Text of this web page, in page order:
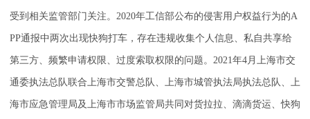
受到相关监管部门关注。2020年工信部公布的侵害用户权益行为的A
PP通报中两次出现快狗打车，存在违规收集个人信息、私自共享给
第三方、频繁申请权限、过度索取权限的问题。2021年4月上海市交
通委执法总队联合上海市交警总队、上海市城管执法局执法总队、上
海市应急管理局及上海市市场监管局共同对货拉拉、滴滴货运、快狗